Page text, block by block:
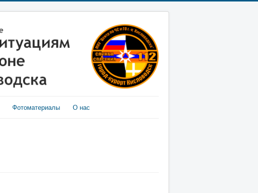
Фотоматериалы О нас